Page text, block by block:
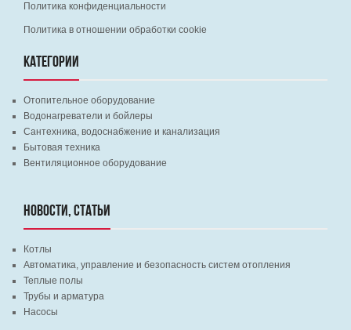
Политика конфиденциальности
Политика в отношении обработки cookie
КАТЕГОРИИ
Отопительное оборудование
Водонагреватели и бойлеры
Сантехника, водоснабжение и канализация
Бытовая техника
Вентиляционное оборудование
НОВОСТИ, СТАТЬИ
Котлы
Автоматика, управление и безопасность систем отопления
Теплые полы
Трубы и арматура
Насосы